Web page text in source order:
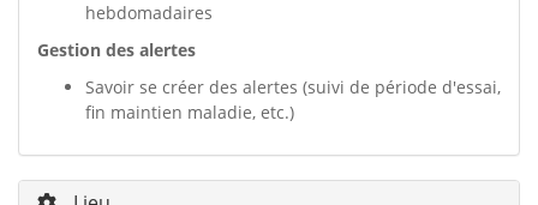
hebdomadaires
Gestion des alertes
Savoir se créer des alertes (suivi de période d'essai,
fin maintien maladie, etc.)